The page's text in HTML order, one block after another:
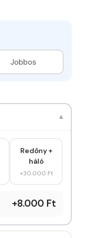
Jobbos
▾
Redőny +
háló
+30.000 Ft
+8.000 Ft